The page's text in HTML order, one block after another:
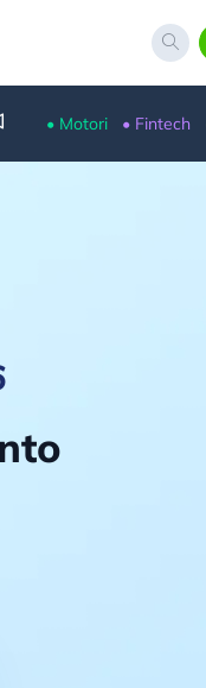
• Motori • Fintech